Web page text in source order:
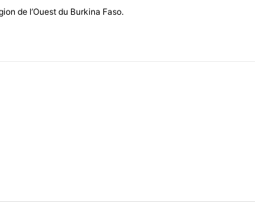
de l’Ouest du Burkina Faso.